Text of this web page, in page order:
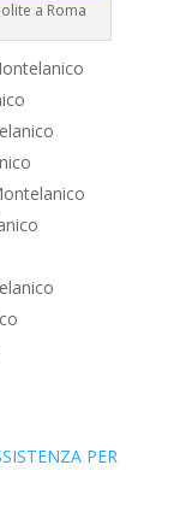
a Roma
PER